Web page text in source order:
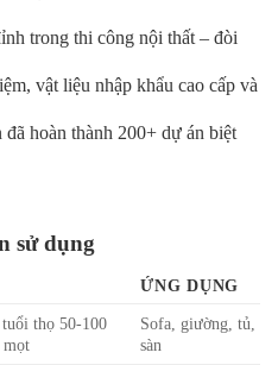
trong thi công nội thất – đòi
vật liệu nhập khẩu cao cấp và
hoàn thành 200+ dự án biệt
sử dụng
ỨNG DỤNG
thọ 50-100
mọt
Sofa, giường, tủ,
sàn